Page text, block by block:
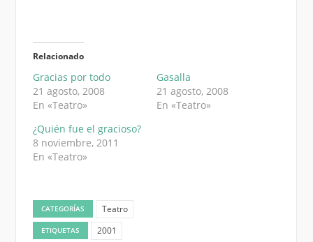
Relacionado
Gracias por todo
21 agosto, 2008
En «Teatro»
Gasalla
21 agosto, 2008
En «Teatro»
¿Quién fue el gracioso?
8 noviembre, 2011
En «Teatro»
CATEGORÍAS Teatro
ETIQUETAS 2001